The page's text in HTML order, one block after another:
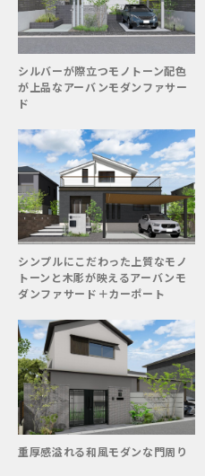
シルバーが際立つモノトーン配色
が上品なアーバンモダンファサー
ド
シンプルにこだわった上質なモノ
トーンと木彫が映えるアーバンモ
ダンファサード＋カーポート
重厚感溢れる和風モダンな門周り